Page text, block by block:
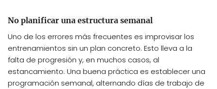
No planificar una estructura semanal
Uno de los errores más frecuentes es improvisar los
entrenamientos sin un plan concreto. Esto lleva a la
falta de progresión y, en muchos casos, al
estancamiento. Una buena práctica es establecer una
programación semanal, alternando días de trabajo de